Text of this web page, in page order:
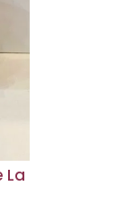
La